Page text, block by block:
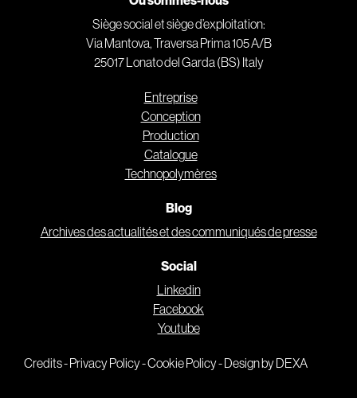
Siège social et siège d’exploitation:
Via Mantova, Traversa Prima 105 A/B
25017 Lonato del Garda (BS) Italy
Entreprise
Conception
Production
Catalogue
Technopolymères
Blog
Archives des actualités et des communiqués de presse
Social
Linkedin
Facebook
Youtube
Credits-Privacy Policy-Cookie Policy-Design by DEXA